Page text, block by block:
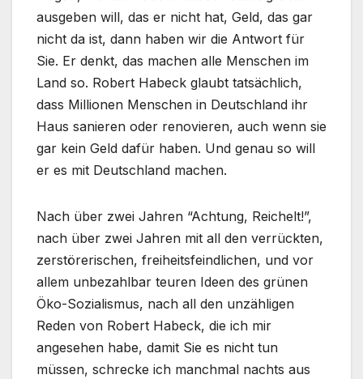
ausgeben will, das er nicht hat, Geld, das gar
nicht da ist, dann haben wir die Antwort für
Sie. Er denkt, das machen alle Menschen im
Land so. Robert Habeck glaubt tatsächlich,
dass Millionen Menschen in Deutschland ihr
Haus sanieren oder renovieren, auch wenn sie
gar kein Geld dafür haben. Und genau so will
er es mit Deutschland machen.
Nach über zwei Jahren “Achtung, Reichelt!”,
nach über zwei Jahren mit all den verrückten,
zerstörerischen, freiheitsfeindlichen, und vor
allem unbezahlbar teuren Ideen des grünen
Öko-Sozialismus, nach all den unzähligen
Reden von Robert Habeck, die ich mir
angesehen habe, damit Sie es nicht tun
müssen, schrecke ich manchmal nachts aus